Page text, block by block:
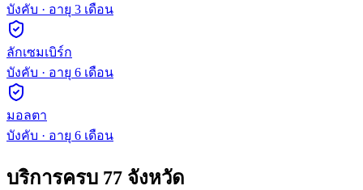
บังคับ · อายุ 3 เดือน
ลักเซมเบิร์ก
บังคับ · อายุ 6 เดือน
มอลตา
บังคับ · อายุ 6 เดือน
บริการครบ 77 จังหวัด